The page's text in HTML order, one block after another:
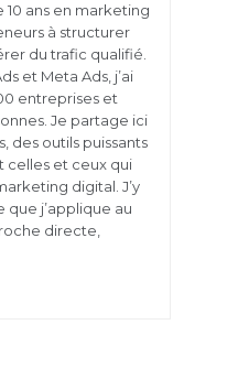
ans en marketing
à structurer
du trafic qualifié.
et Meta Ads, j’ai
entreprises et
Je partage ici
des outils puissants
celles et ceux qui
digital. J’y
j’applique au
directe,